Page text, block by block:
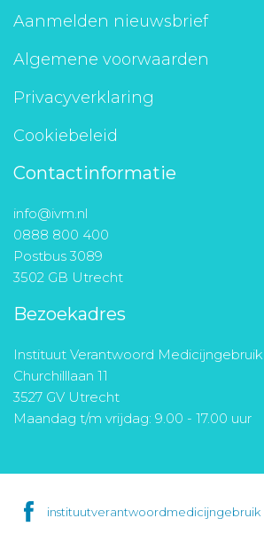
Aanmelden nieuwsbrief
Algemene voorwaarden
Privacyverklaring
Cookiebeleid
Contactinformatie
info@ivm.nl
0888 800 400
Postbus 3089
3502 GB Utrecht
Bezoekadres
Instituut Verantwoord Medicijngebruik
Churchilllaan 11
3527 GV Utrecht
Maandag t/m vrijdag: 9.00 - 17.00 uur
instituutverantwoordmedicijngebruik